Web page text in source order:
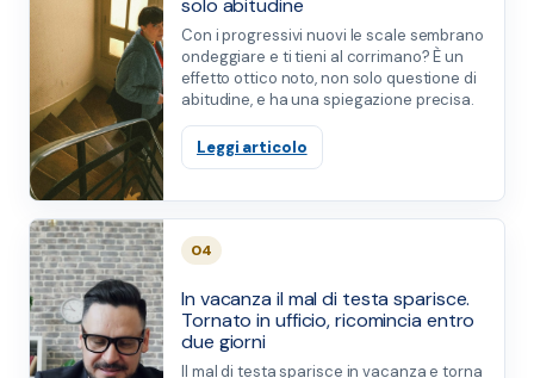
solo abitudine
Con i progressivi nuovi le scale sembrano
ondeggiare e ti tieni al corrimano? È un
effetto ottico noto, non solo questione di
abitudine, e ha una spiegazione precisa.
Leggi articolo
04
In vacanza il mal di testa sparisce.
Tornato in ufficio, ricomincia entro
due giorni
Il mal di testa sparisce in vacanza e torna